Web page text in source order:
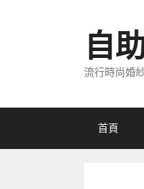
自
流行時尚婚
首頁